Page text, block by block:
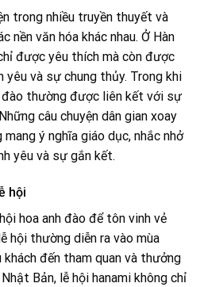
trong nhiều truyền thuyết và
nền văn hóa khác nhau. Ở Hàn
được yêu thích mà còn được
và sự chung thủy. Trong khi
đào thường được liên kết với sự
câu chuyện dân gian xoay
ý nghĩa giáo dục, nhắc nhở
yêu và sự gắn kết.
hội
hoa anh đào để tôn vinh vẻ
hội thường diễn ra vào mùa
đến tham quan và thưởng
Bản, lễ hội hanami không chỉ